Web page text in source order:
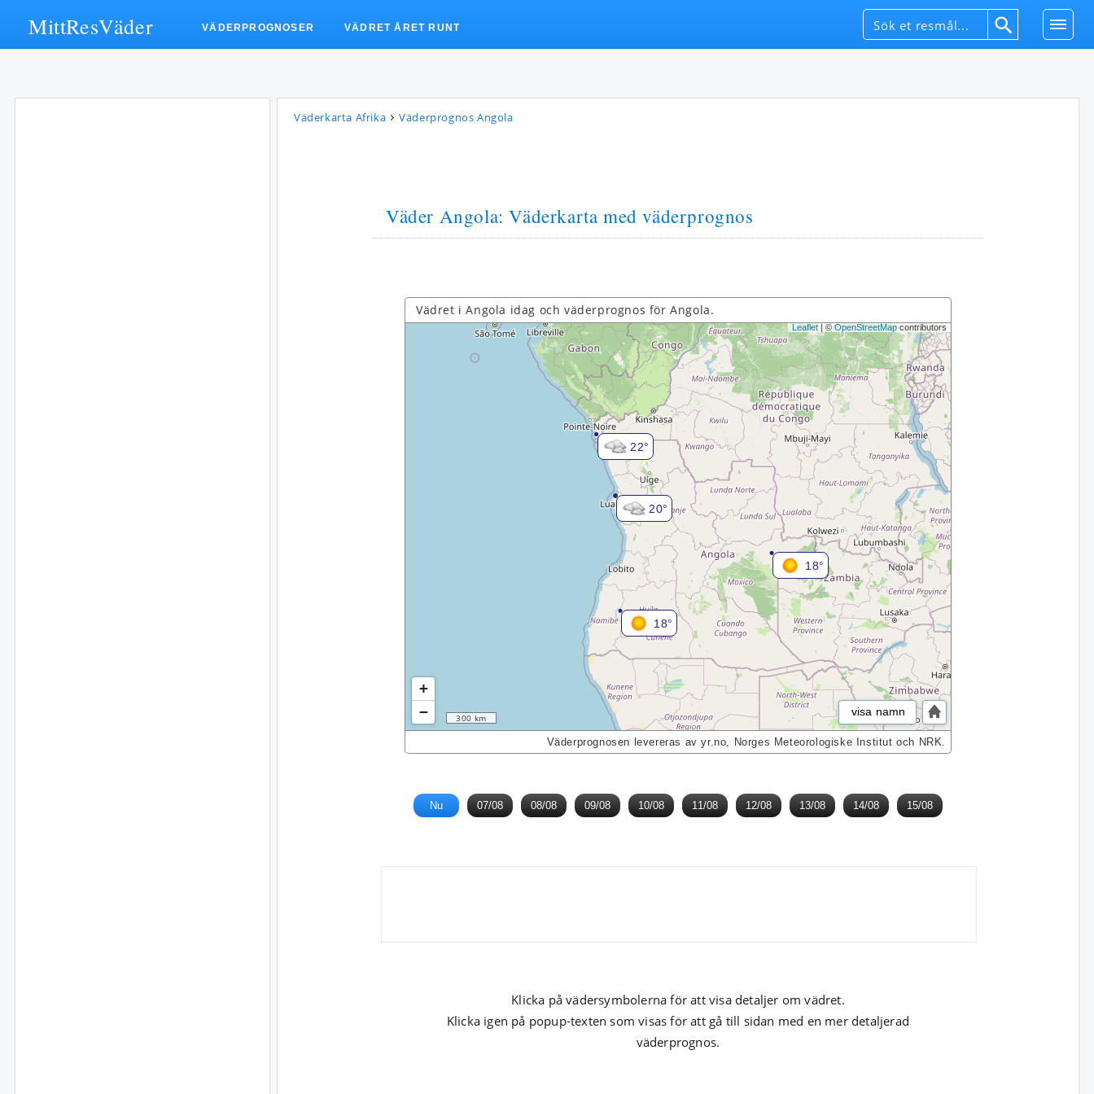
Väderkarta Afrika Väderprognos Angola
Väder Angola: Väderkarta med väderprognos
Vädret i Angola idag och väderprognos för Angola.
20°
22°
18°
18°
+
−
300 km
Leaflet | ©OpenStreetMap contributors
visa namn
Väderprognosen levereras av yr.no, Norges Meteorologiske Institut och NRK.
Nu 07/08 08/08 09/08 10/08 11/08 12/08 13/08 14/08 15/08
Klicka på vädersymbolerna för att visa detaljer om vädret.
Klicka igen på popup-texten som visas för att gå till sidan med en mer detaljerad
väderprognos.
MittResVäder VÄDERPROGNOSER VÄDRET ÅRET RUNT